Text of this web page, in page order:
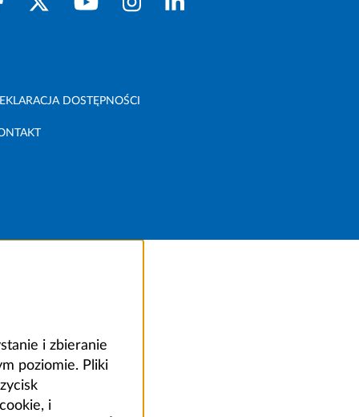
DOSTĘPNOŚCI
i zbieranie
poziomie. Pliki
i